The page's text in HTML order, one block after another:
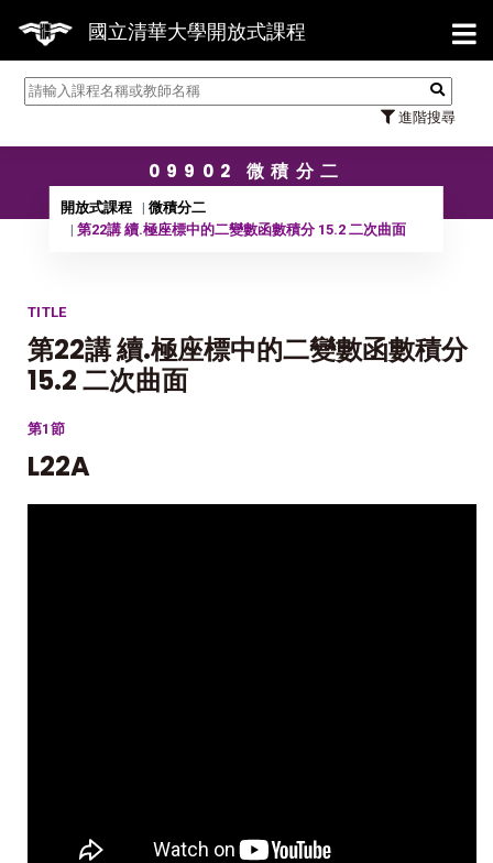
國立清華大學開放式課程
進階搜尋
【
09902 微積分二
開放式課程
微積分二
第22講 續.極座標中的二變數函數積分 15.2 二次曲面
TITLE
第22講 續.極座標中的二變數函數積分
15.2 二次曲面
第1節
L22A